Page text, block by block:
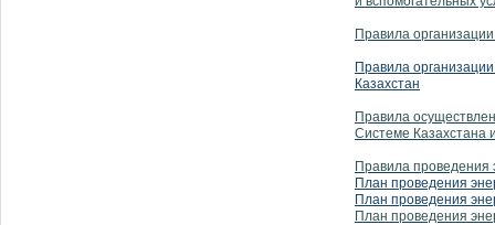
Правила
Правила
Казахстан
Правила
Системе Казахстана
Правила проведения
План проведения
План проведения
План проведения